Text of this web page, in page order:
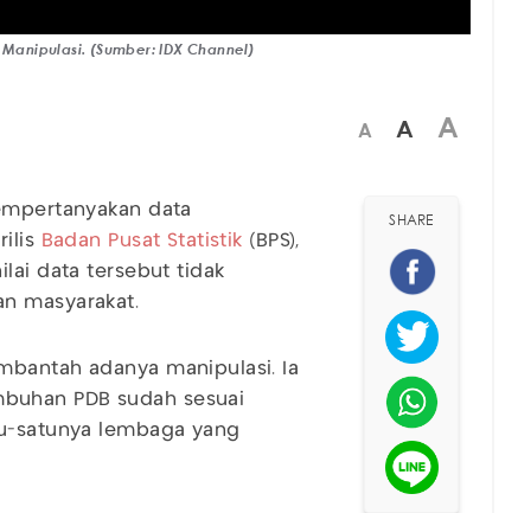
(Sumber: IDX Channel)
A A A
data
Badan Pusat Statistik (BPS),
data tersebut tidak
masyarakat.
adanya manipulasi. Ia
PDB sudah sesuai
satunya lembaga yang
SHARE